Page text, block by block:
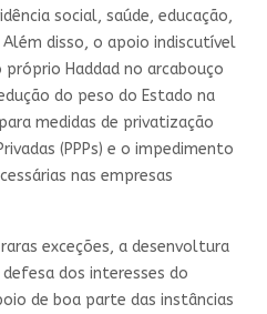
social, saúde, educação,
disso, o apoio indiscutível
Haddad no arcabouço
do peso do Estado na
medidas de privatização
(PPPs) e o impedimento
nas empresas
exceções, a desenvoltura
dos interesses do
de boa parte das instâncias